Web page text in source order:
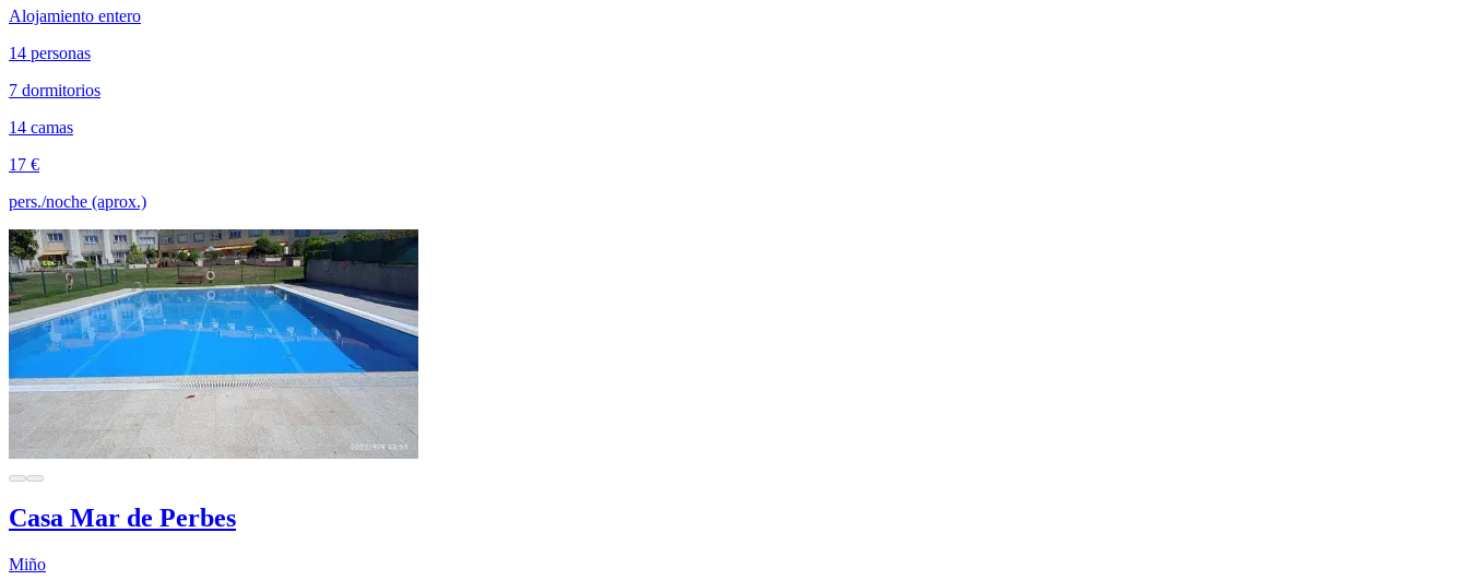
Alojamiento entero
14 personas
7 dormitorios
14 camas
17 €
pers./noche (aprox.)
Casa Mar de Perbes
Miño